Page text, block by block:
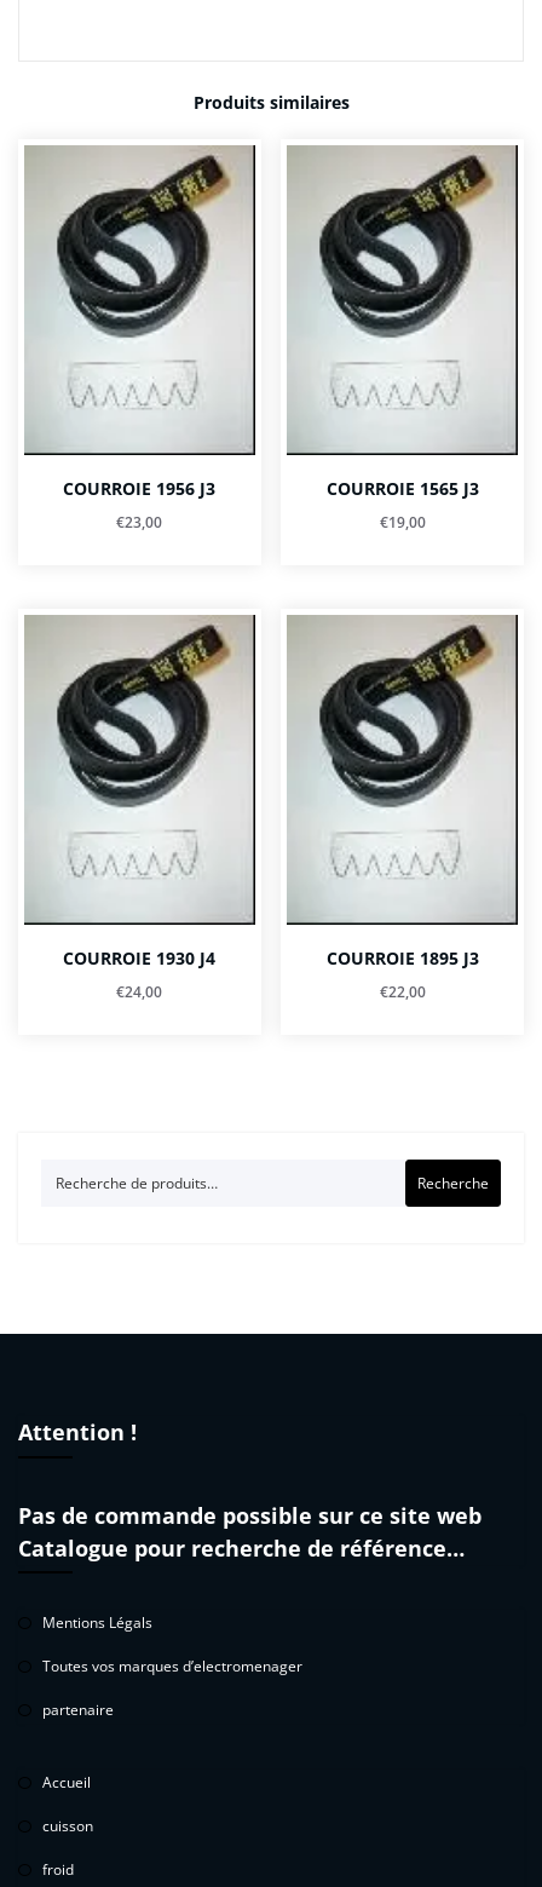
Produits similaires
COURROIE 1956 J3
€23,00
COURROIE 1565 J3
€19,00
COURROIE 1930 J4
€24,00
COURROIE 1895 J3
€22,00
Recherche
Attention !
Pas de commande possible sur ce site web
Catalogue pour recherche de référence…
Mentions Légals
Toutes vos marques d’electromenager
partenaire
Accueil
cuisson
froid